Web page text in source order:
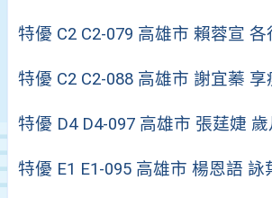
特優 C2 C2-079 高雄市 賴蓉宣
特優 C2 C2-088 高雄市 謝宜蓁
特優 D4 D4-097 高雄市 張莛婕
特優 E1 E1-095 高雄市 楊恩語